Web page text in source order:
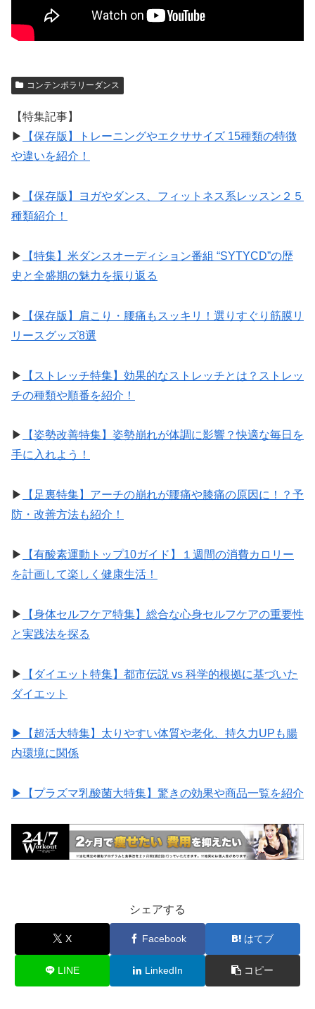
コンテンポラリーダンス
【特集記事】
▶︎
【保存版】トレーニングやエクササイズ 15種類の特徴
や違いを紹介！
▶︎
【保存版】ヨガやダンス、フィットネス系レッスン２５
種類紹介！
▶︎
【特集】米ダンスオーディション番組 “SYTYCD”の歴
史と全盛期の魅力を振り返る
▶︎
【保存版】肩こり・腰痛もスッキリ！選りすぐり筋膜リ
リースグッズ8選
▶︎
【ストレッチ特集】効果的なストレッチとは？ストレッ
チの種類や順番を紹介！
▶︎
【姿勢改善特集】姿勢崩れが体調に影響？快適な毎日を
手に入れよう！
▶︎
【足裏特集】アーチの崩れが腰痛や膝痛の原因に！？予
防・改善方法も紹介！
▶︎
【有酸素運動トップ10ガイド】１週間の消費カロリー
を計画して楽しく健康生活！
▶︎
【身体セルフケア特集】総合な心身セルフケアの重要性
と実践法を探る
▶︎
【ダイエット特集】都市伝説 vs 科学的根拠に基づいた
ダイエット
▶︎【超活大特集】太りやすい体質や老化、持久力UPも腸
内環境に関係
▶︎【プラズマ乳酸菌大特集】驚きの効果や商品一覧を紹介
シェアする
X Facebook はてブ
LINE LinkedIn コピー